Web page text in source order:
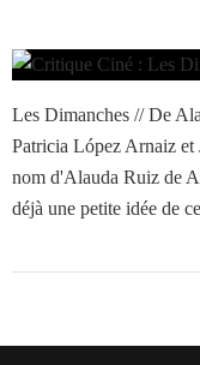
Les Dimanches // De
Patricia López Arnaiz
nom d'Alauda Ruiz de
déjà une petite idée de